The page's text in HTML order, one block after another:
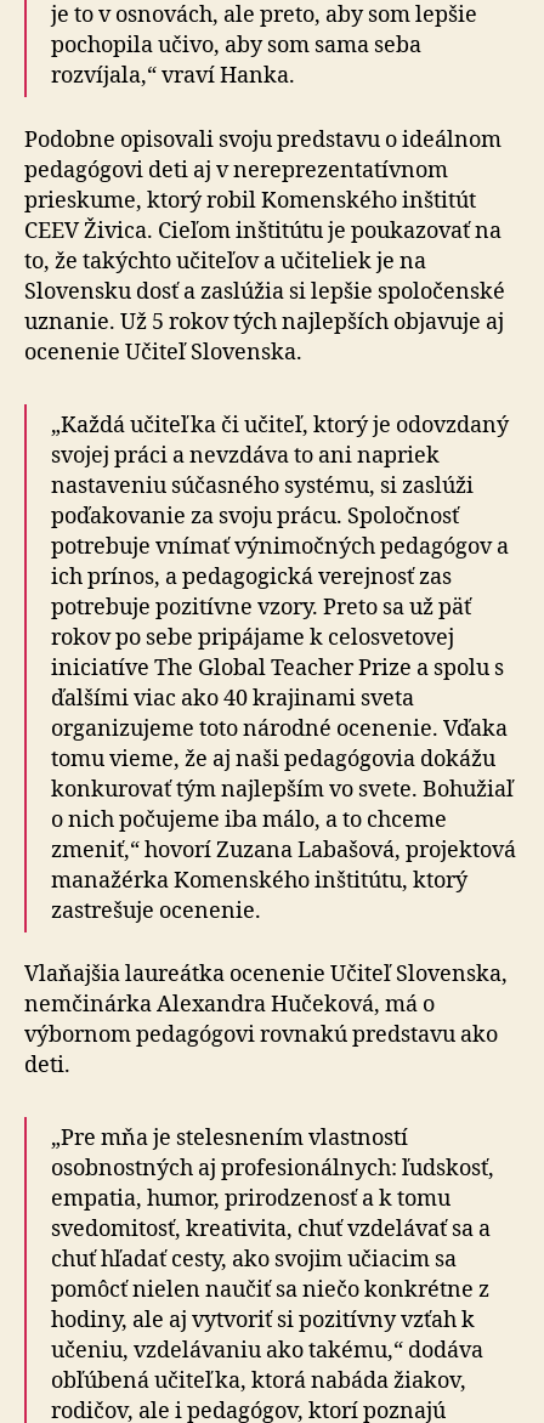
je to v osnovách, ale preto, aby som lepšie
pochopila učivo, aby som sama seba
rozvíjala,“ vraví Hanka.
Podobne opisovali svoju predstavu o ideálnom
pedagógovi deti aj v nereprezentatívnom
prieskume, ktorý robil Komenského inštitút
CEEV Živica. Cieľom inštitútu je poukazovať na
to, že takýchto učiteľov a učiteliek je na
Slovensku dosť a zaslúžia si lepšie spoločenské
uznanie. Už 5 rokov tých najlepších objavuje aj
ocenenie Učiteľ Slovenska.
„Každá učiteľka či učiteľ, ktorý je odovzdaný
svojej práci a nevzdáva to ani napriek
nastaveniu súčasného systému, si zaslúži
poďakovanie za svoju prácu. Spoločnosť
potrebuje vnímať výnimočných pedagógov a
ich prínos, a pedagogická verejnosť zas
potrebuje pozitívne vzory. Preto sa už päť
rokov po sebe pripájame k celosvetovej
iniciatíve The Global Teacher Prize a spolu s
ďalšími viac ako 40 krajinami sveta
organizujeme toto národné ocenenie. Vďaka
tomu vieme, že aj naši pedagógovia dokážu
konkurovať tým najlepším vo svete. Bohužiaľ
o nich počujeme iba málo, a to chceme
zmeniť,“ hovorí Zuzana Labašová, projektová
manažérka Komenského inštitútu, ktorý
zastrešuje ocenenie.
Vlaňajšia laureátka ocenenie Učiteľ Slovenska,
nemčinárka Alexandra Hučeková, má o
výbornom pedagógovi rovnakú predstavu ako
deti.
„Pre mňa je stelesnením vlastností
osobnostných aj profesionálnych: ľudskosť,
empatia, humor, prirodzenosť a k tomu
svedomitosť, kreativita, chuť vzdelávať sa a
chuť hľadať cesty, ako svojim učiacim sa
pomôcť nielen naučiť sa niečo konkrétne z
hodiny, ale aj vytvoriť si pozitívny vzťah k
učeniu, vzdelávaniu ako takému,“ dodáva
obľúbená učiteľka, ktorá nabáda žiakov,
rodičov, ale i pedagógov, ktorí poznajú